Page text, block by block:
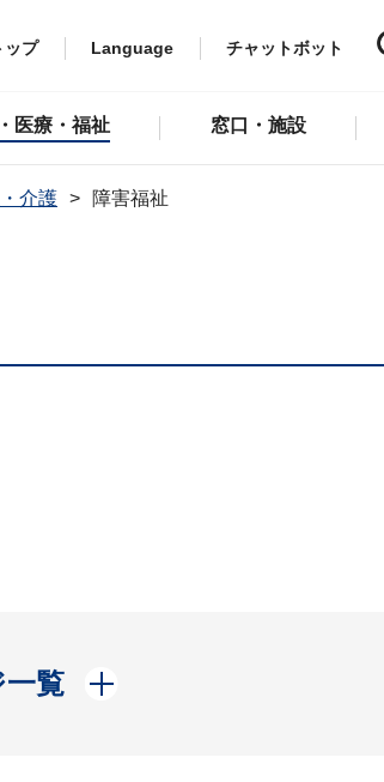
ップ Language チャットボット
医療・福祉 窓口・施設
介護 障害福祉
一覧
く